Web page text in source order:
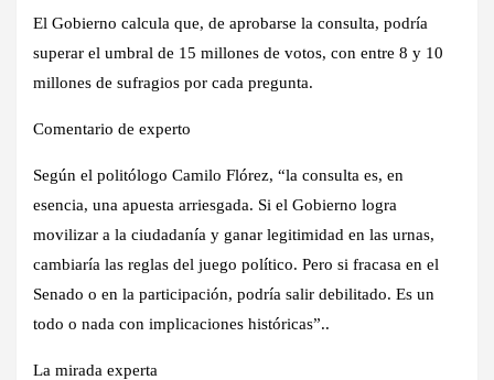
El Gobierno calcula que, de aprobarse la consulta, podría
superar el umbral de 15 millones de votos, con entre 8 y 10
millones de sufragios por cada pregunta.
Comentario de experto
Según el politólogo Camilo Flórez, “la consulta es, en
esencia, una apuesta arriesgada. Si el Gobierno logra
movilizar a la ciudadanía y ganar legitimidad en las urnas,
cambiaría las reglas del juego político. Pero si fracasa en el
Senado o en la participación, podría salir debilitado. Es un
todo o nada con implicaciones históricas”..
La mirada experta